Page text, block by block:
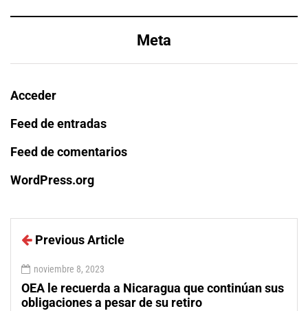
Meta
Acceder
Feed de entradas
Feed de comentarios
WordPress.org
Previous Article
noviembre 8, 2023
OEA le recuerda a Nicaragua que continúan sus
obligaciones a pesar de su retiro